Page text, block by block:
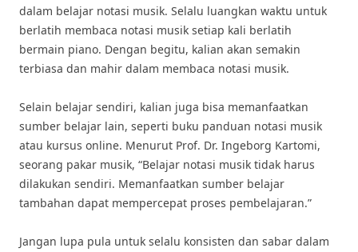
dalam belajar notasi musik. Selalu luangkan waktu untuk
berlatih membaca notasi musik setiap kali berlatih
bermain piano. Dengan begitu, kalian akan semakin
terbiasa dan mahir dalam membaca notasi musik.
Selain belajar sendiri, kalian juga bisa memanfaatkan
sumber belajar lain, seperti buku panduan notasi musik
atau kursus online. Menurut Prof. Dr. Ingeborg Kartomi,
seorang pakar musik, “Belajar notasi musik tidak harus
dilakukan sendiri. Memanfaatkan sumber belajar
tambahan dapat mempercepat proses pembelajaran.”
Jangan lupa pula untuk selalu konsisten dan sabar dalam